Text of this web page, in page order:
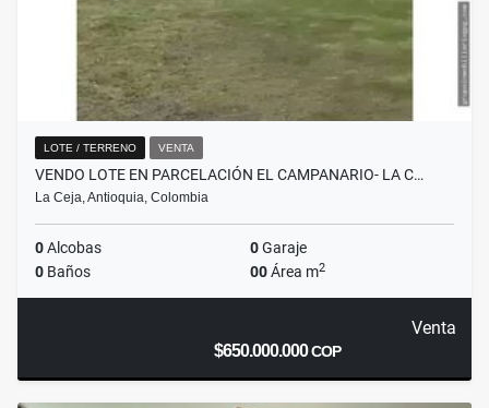
LOTE / TERRENO VENTA
VENDO LOTE EN PARCELACIÓN EL CAMPANARIO- LA C…
La Ceja, Antioquia, Colombia
0Alcobas 0Garaje
0 Baños 00Área m2
Venta
$650.000.000COP